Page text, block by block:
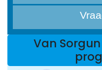
Van